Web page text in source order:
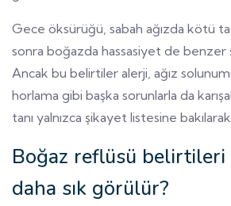
Gece öksürüğü, sabah ağızda kötü
sonra boğazda hassasiyet de benzer
Ancak bu belirtiler alerji, ağız
horlama gibi başka sorunlarla da
tanı yalnızca şikayet listesine
Boğaz reflüsü
daha sık görülür?